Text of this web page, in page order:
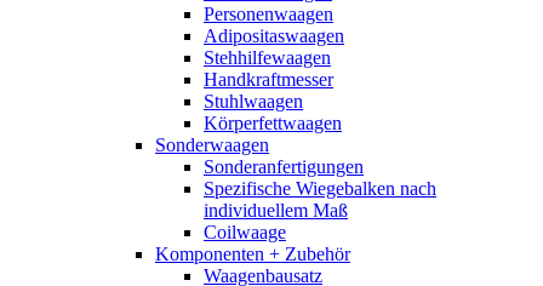
Personenwaagen
Adipositaswaagen
Stehhilfewaagen
Handkraftmesser
Stuhlwaagen
Körperfettwaagen
Sonderwaagen
Sonderanfertigungen
Spezifische Wiegebalken nach
individuellem Maß
Coilwaage
Komponenten + Zubehör
Waagenbausatz